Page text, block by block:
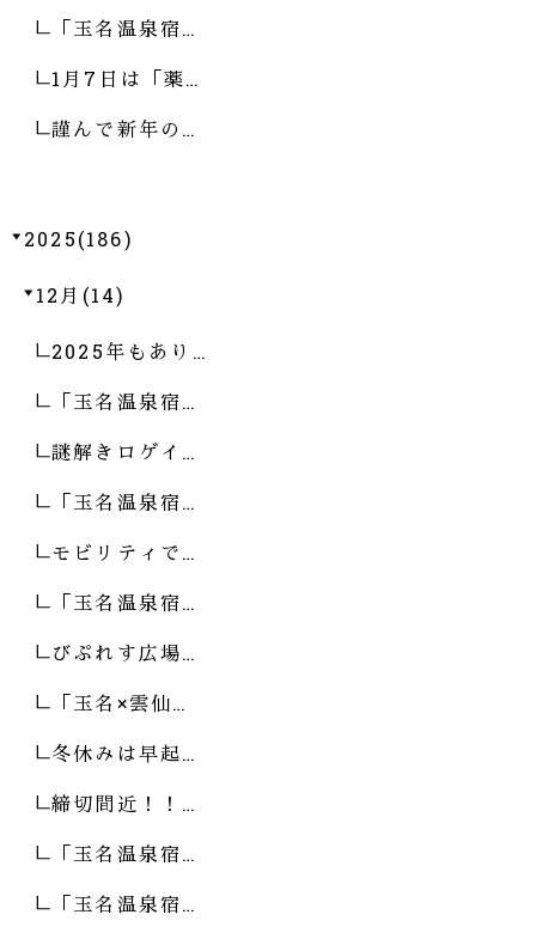
「玉名温泉宿…
1月7日は「薬…
謹んで新年の…
2025(186)
12月(14)
2025年もあり…
「玉名温泉宿…
謎解きロゲイ…
「玉名温泉宿…
モビリティで…
「玉名温泉宿…
びぷれす広場…
「玉名×雲仙…
冬休みは早起…
締切間近！！…
「玉名温泉宿…
「玉名温泉宿…